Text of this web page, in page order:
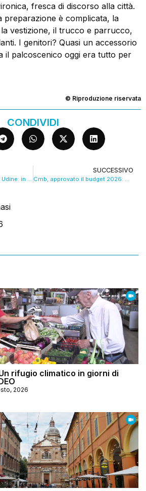
rifugio climatico in giorni di
2026
fresca di discorso alla città.
preparazione è complicata, la
vestizione, il trucco e parrucco,
I genitori? Quasi un accessorio
il palcoscenico oggi era tutto per
© Riproduzione riservata
CONDIVIDI
SUCCESSIVO